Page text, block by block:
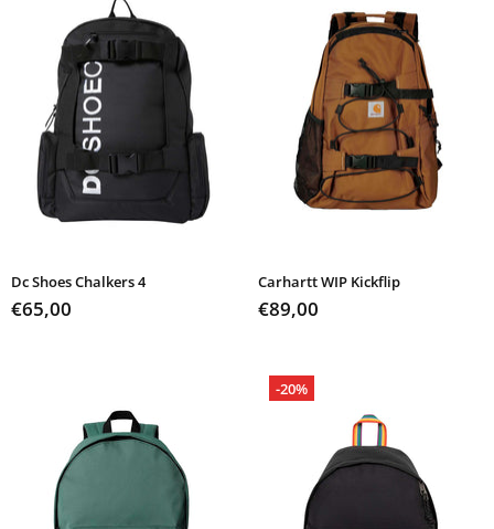
Dc Shoes Chalkers 4
€65,00
Carhartt WIP Kickflip
€89,00
-20%